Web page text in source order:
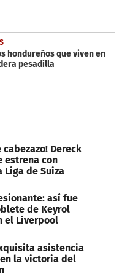
hondureños que viven en
pesadilla
cabezazo! Dereck
estrena con
Liga de Suiza
así fue
de Keyrol
el Liverpool
asistencia
la victoria del